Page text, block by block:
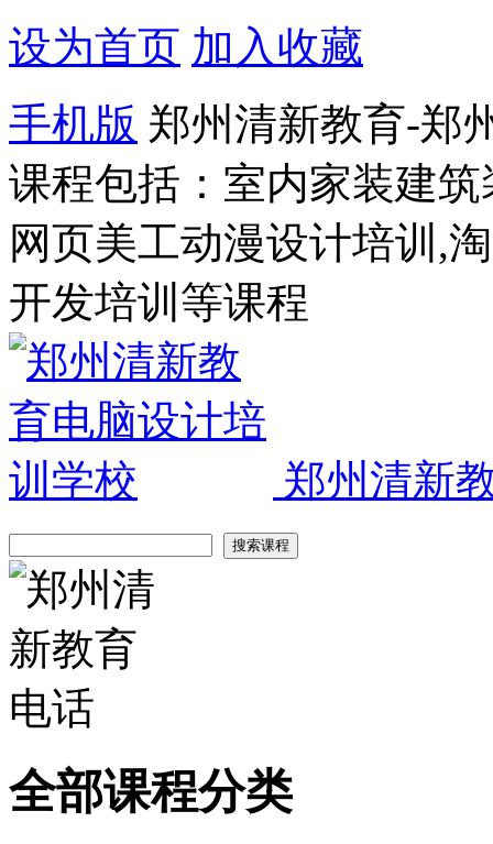
设为首页 加入收藏
手机版 郑州清新教育-郑
课程包括：室内家装建
网页美工动漫设计培训,
开发培训等课程
郑州清新
全部课程分类